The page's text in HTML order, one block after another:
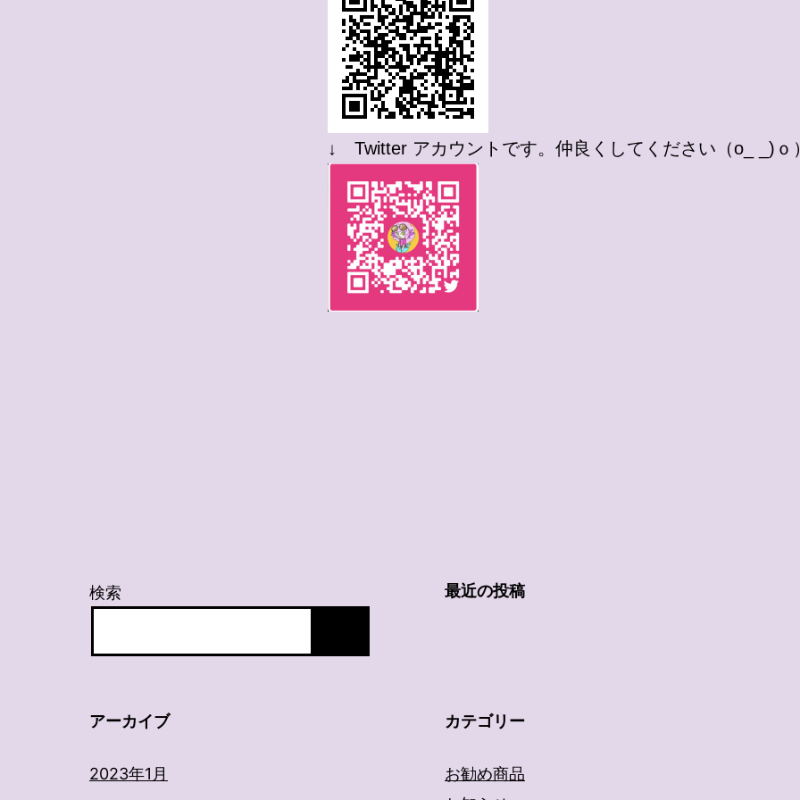
↓ Twitter アカウントです。仲良くしてください（o_ _)ｏ
検索 最近の投稿
アーカイブ
2023年1月
カテゴリー
お勧め商品